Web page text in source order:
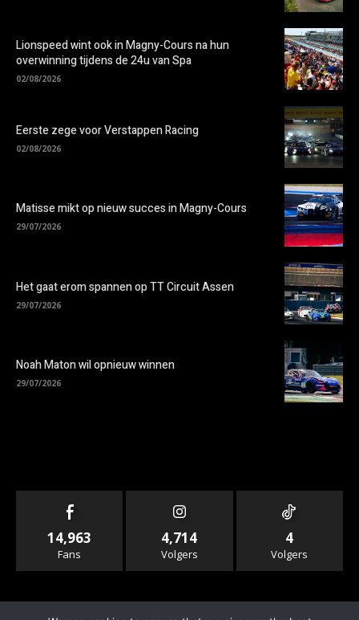
Lionspeed wint ook in Magny-Cours na hun
overwinning tijdens de 24u van Spa
02/08/2026
Eerste zege voor Verstappen Racing
02/08/2026
Matisse mikt op nieuw succes in Magny-Cours
29/07/2026
Het gaat erom spannen op TT Circuit Assen
29/07/2026
Noah Maton wil opnieuw winnen
29/07/2026
14,963
Fans
4,714
Volgers
4
Volgers